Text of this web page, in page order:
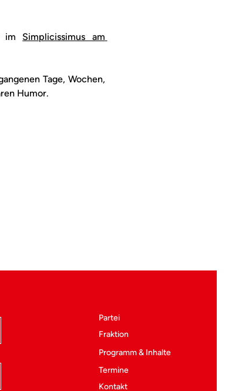
Simplicissimus am
Tage, Wochen,
Humor.
Partei
Fraktion
Programm & Inhalte
Termine
Kontakt